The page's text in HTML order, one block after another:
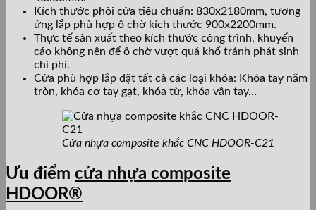
Kích thước phôi cửa tiêu chuẩn: 830x2180mm, tương
ứng lắp phù hợp ô chờ kích thước 900x2200mm.
Thực tế sản xuất theo kích thước công trình, khuyến
cáo không nên để ô chờ vượt quá khổ tránh phát sinh
chi phí.
Cửa phù hợp lắp đặt tất cả các loại khóa: Khóa tay nắm
tròn, khóa cơ tay gạt, khóa từ, khóa vân tay…
Cửa nhựa composite khắc CNC HDOOR-C21
Ưu điểm cửa nhựa composite
HDOOR®